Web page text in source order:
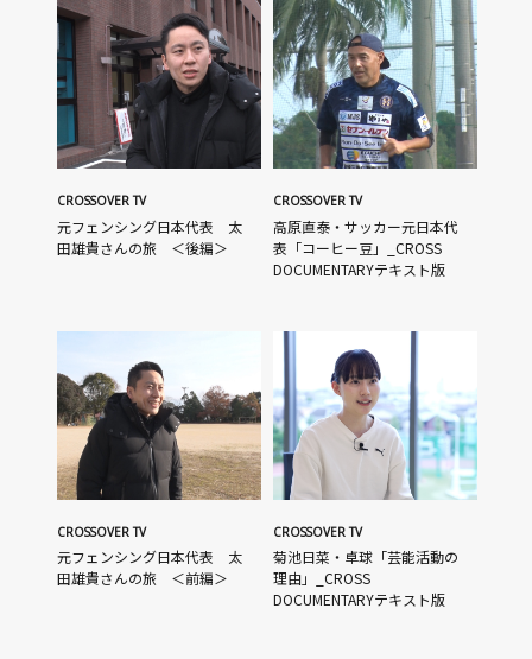
CROSSOVER TV
元フェンシング日本代表 太
田雄貴さんの旅 ＜後編＞
CROSSOVER TV
高原直泰・サッカー元日本代
表「コーヒー豆」_CROSS
DOCUMENTARYテキスト版
CROSSOVER TV
元フェンシング日本代表 太
田雄貴さんの旅 ＜前編＞
CROSSOVER TV
菊池日菜・卓球「芸能活動の
理由」_CROSS
DOCUMENTARYテキスト版